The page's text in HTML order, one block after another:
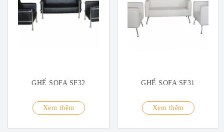
GHẾ SOFA SF32
Xem thêm
GHẾ SOFA SF31
Xem thêm